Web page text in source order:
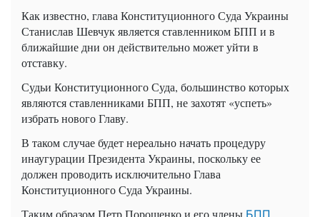
Как известно, глава Конституционного Суда Украины
Станислав Шевчук является ставленником БПП и в
ближайшие дни он действительно может уйти в
отставку.
Судьи Конституционного Суда, большинство которых
являются ставленниками БПП, не захотят «успеть»
избрать нового Главу.
В таком случае будет нереально начать процедуру
инаугурации Президента Украины, поскольку ее
должен проводить исключительно Глава
Конституционного Суда Украины.
Таким образом Петр Порошенко и его члены